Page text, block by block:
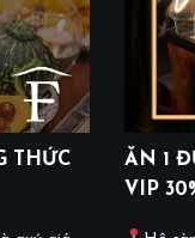
THỨC
ĂN 1
VIP